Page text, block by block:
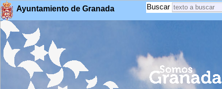
Ayuntamiento de Granada Buscar